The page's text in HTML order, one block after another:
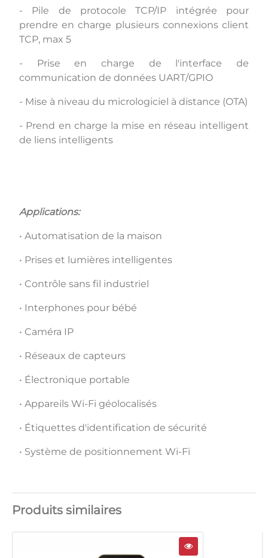
- Pile de protocole TCP/IP intégrée pour
prendre en charge plusieurs connexions client
TCP, max 5
- Prise en charge de l'interface de
communication de données UART/GPIO
- Mise à niveau du micrologiciel à distance (OTA)
- Prend en charge la mise en réseau intelligent
de liens intelligents
Applications:
• Automatisation de la maison
• Prises et lumières intelligentes
• Contrôle sans fil industriel
• Interphones pour bébé
• Caméra IP
• Réseaux de capteurs
• Électronique portable
• Appareils Wi-Fi géolocalisés
• Étiquettes d'identification de sécurité
• Système de positionnement Wi-Fi
Produits similaires